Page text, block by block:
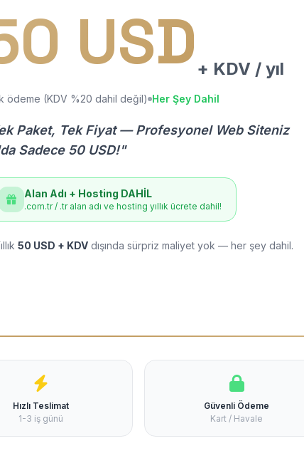
USD + KDV / yıl
ödeme (KDV %20 dahil değil) Her Şey Dahil
Paket, Tek Fiyat — Profesyonel Web Siteniz
Sadece 50 USD!"
Alan Adı + Hosting DAHİL
.com.tr / .tr alan adı ve hosting yıllık ücrete dahil!
50 USD + KDV dışında sürpriz maliyet yok — her şey dahil.
Hızlı Teslimat
1-3 iş günü
Güvenli Ödeme
Kart / Havale